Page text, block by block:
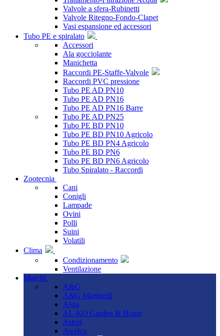
Valvole a sfera-Rubinetti
Valvole Ritegno-Fondo-Clapet
Vasi espansione ed accessori
Tubo PE e spiralato
Accessori
Ala gocciolante
Manichetta
Raccordi PE-Staffe-Valvole
Raccordi PVC pressione
Tubo PE AD PN10
Tubo PE AD PN16
Tubo PE AD PN16 Barre
Tubo PE AD PN25
Tubo PE BD PN10
Tubo PE BD PN10 Agricolo
Tubo PE BD PN4 Agricolo
Tubo PE BD PN6
Tubo PE BD PN6 Agricolo
Tubo Spiralato - Raccordi
Zootecnia
Cani
Conigli
Lampade
Ovini
Polli
Suini
Volatili
Clima
Condizionamento
Ventilazione
Marchi
A&G
A&G Martinelli
Ajsia
AL-KO Garden & Home
Astori
Awelco